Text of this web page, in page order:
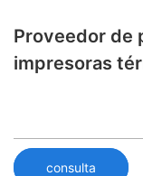
Proveedor de
impresoras
consulta